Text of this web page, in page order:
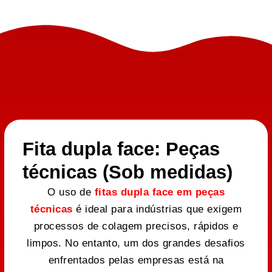
Fita dupla face: Peças
técnicas (Sob medidas)
O uso de fitas dupla face em peças
técnicas é ideal para indústrias que exigem
processos de colagem precisos, rápidos e
limpos. No entanto, um dos grandes desafios
enfrentados pelas empresas está na